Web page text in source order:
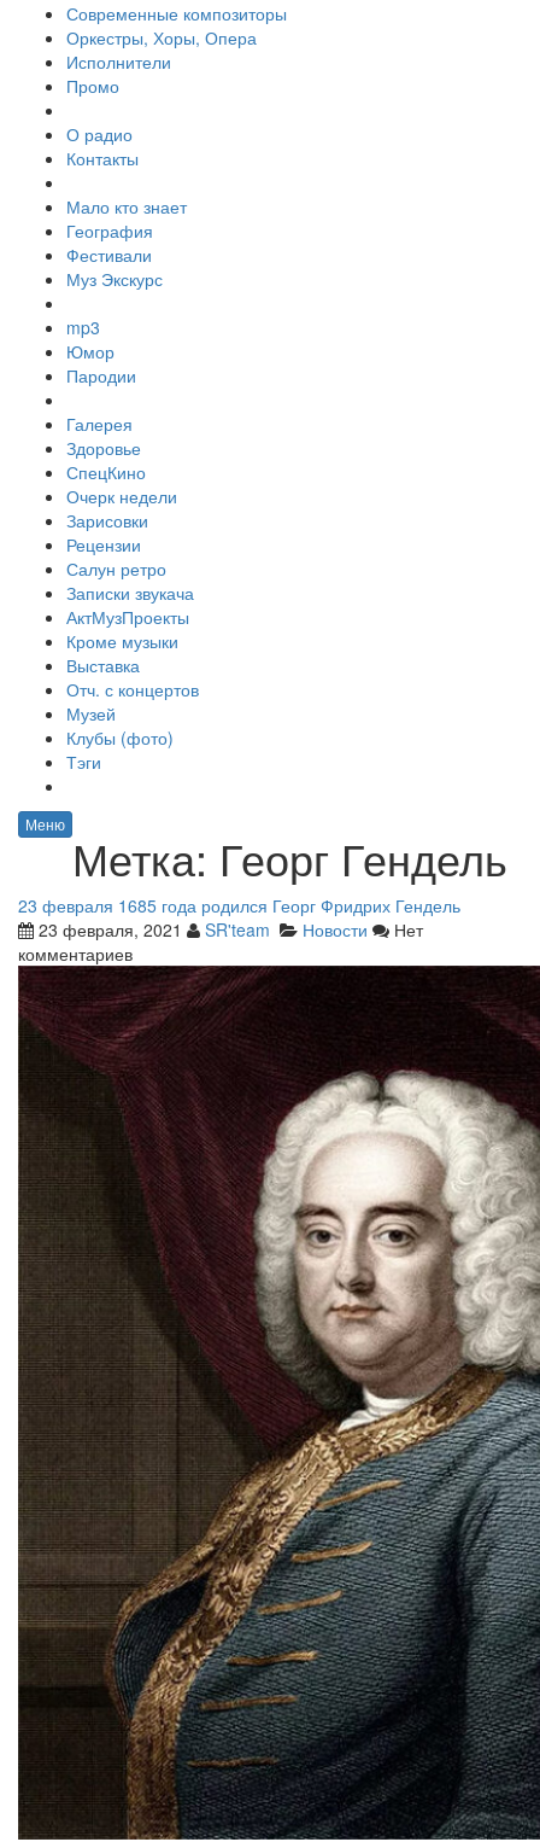
Современные композиторы
Оркестры, Хоры, Опера
Исполнители
Промо
О радио
Контакты
Мало кто знает
География
Фестивали
Муз Экскурс
mp3
Юмор
Пародии
Галерея
Здоровье
СпецКино
Очерк недели
Зарисовки
Рецензии
Салун ретро
Записки звукача
АктМузПроекты
Кроме музыки
Выставка
Отч. с концертов
Музей
Клубы (фото)
Тэги
Меню
Метка: Георг Гендель
23 февраля 1685 года родился Георг Фридрих Гендель
23 февраля, 2021
SR'team Новости
Нет
комментариев